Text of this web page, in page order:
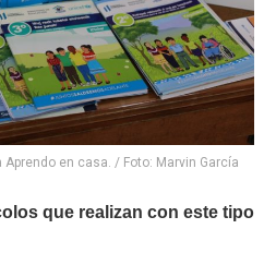
en casa. / Foto: Marvin García
que realizan con este tipo